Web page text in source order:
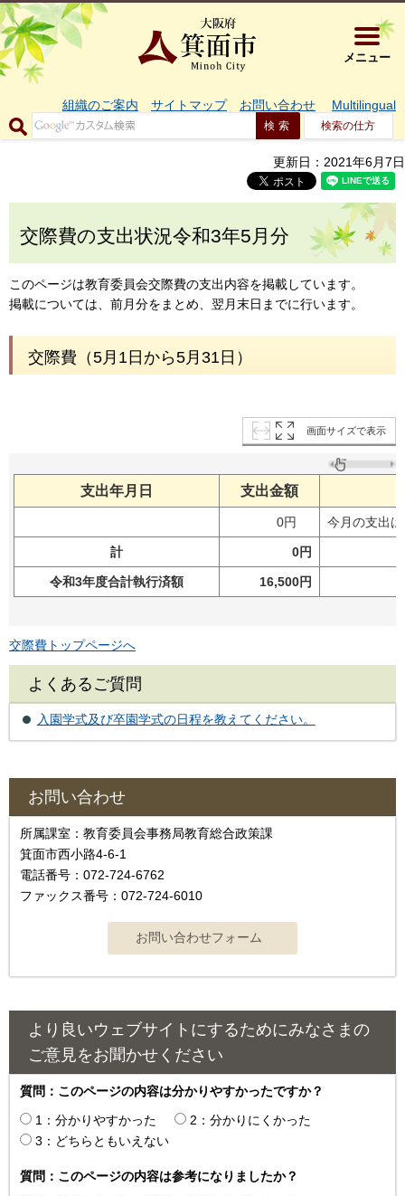
大阪府箕
メニュー
組織のご案内 サイトマップ お問い合わせ Multilingual
検索の仕方
更新日：2021年6月7日
交際費の支出状況令和3年5月分
このページは教育委員会交際費の支出内容を掲載しています。
掲載については、前月分をまとめ、翌月末日までに行います。
交際費（5月1日から5月31日）
画面サイズで表示
支出年月日 支出金額
0円 今月の支出
計 0円
令和3年度合計執行済額 16,500円
交際費トップページへ
よくあるご質問
入園学式及び卒園学式の日程を教えてください。
お問い合わせ
所属課室：教育委員会事務局教育総合政策課
箕面市西小路4‐6‐1
電話番号：072-724-6762
ファックス番号：072-724-6010
より良いウェブサイトにするためにみなさまの
ご意見をお聞かせください
質問：このページの内容は分かりやすかったですか？
1：分かりやすかった
2：分かりにくかった
3：どちらともいえない
質問：このページの内容は参考になりましたか？